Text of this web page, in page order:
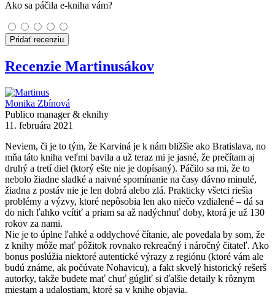
Ako sa páčila e-kniha vám?
Pridať recenziu
Recenzie Martinusákov
Monika Zbínová
Publico manager & eknihy
11. februára 2021
Neviem, či je to tým, že Karviná je k nám bližšie ako Bratislava, no
mňa táto kniha veľmi bavila a už teraz mi je jasné, že prečítam aj
druhý a tretí diel (ktorý ešte nie je dopísaný). Páčilo sa mi, že to
nebolo žiadne sladké a naivné spomínanie na časy dávno minulé,
žiadna z postáv nie je len dobrá alebo zlá. Prakticky všetci riešia
problémy a výzvy, ktoré nepôsobia len ako niečo vzdialené – dá sa
do nich ľahko vcítiť a priam sa až nadýchnuť doby, ktorá je už 130
rokov za nami.
Nie je to úplne ľahké a oddychové čítanie, ale povedala by som, že
z knihy môže mať pôžitok rovnako rekreačný i náročný čitateľ. Ako
bonus poslúžia niektoré autentické výrazy z regiónu (ktoré vám ale
budú známe, ak počúvate Nohavicu), a fakt skvelý historický rešerš
autorky, takže budete mať chuť gúgliť si ďalšie detaily k rôznym
miestam a udalostiam, ktoré sa v knihe objavia.